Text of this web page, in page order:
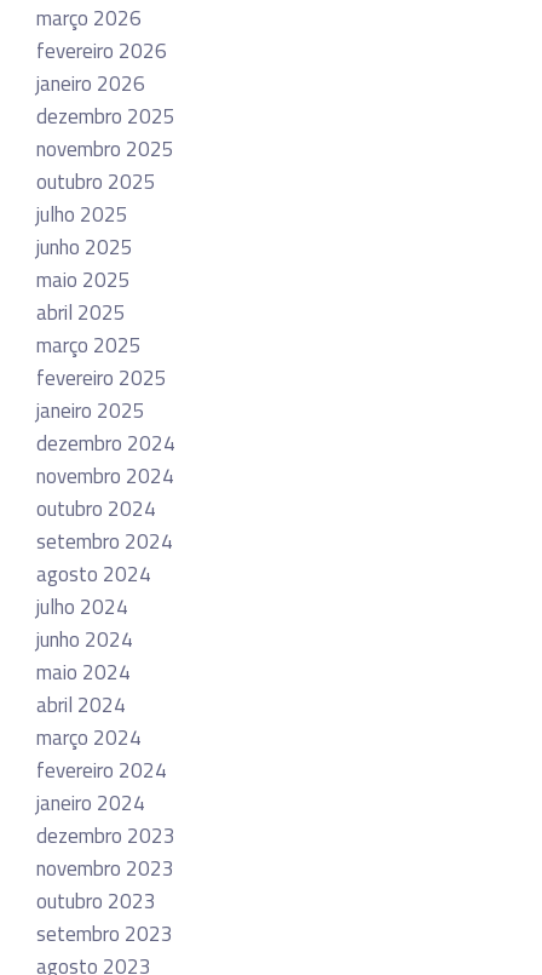
março 2026
fevereiro 2026
janeiro 2026
dezembro 2025
novembro 2025
outubro 2025
julho 2025
junho 2025
maio 2025
abril 2025
março 2025
fevereiro 2025
janeiro 2025
dezembro 2024
novembro 2024
outubro 2024
setembro 2024
agosto 2024
julho 2024
junho 2024
maio 2024
abril 2024
março 2024
fevereiro 2024
janeiro 2024
dezembro 2023
novembro 2023
outubro 2023
setembro 2023
agosto 2023